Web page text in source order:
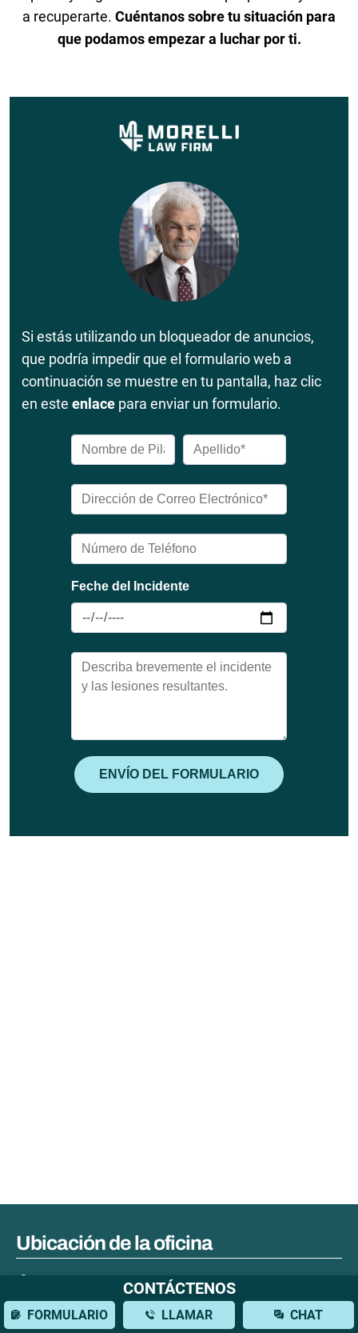
a recuperarte. Cuéntanos sobre tu situación para
que podamos empezar a luchar por ti.
Si estás utilizando un bloqueador de anuncios,
que podría impedir que el formulario web a
continuación se muestre en tu pantalla, haz clic
en este enlace para enviar un formulario.
Ubicación de la oficina
777 3rd Ave, 38th Floor
New York, NY 10017
CONTÁCTENOS
FORMULARIO LLAMAR CHAT